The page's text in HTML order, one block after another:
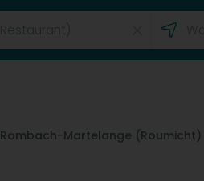
Rombach-Martelange (Roumicht)